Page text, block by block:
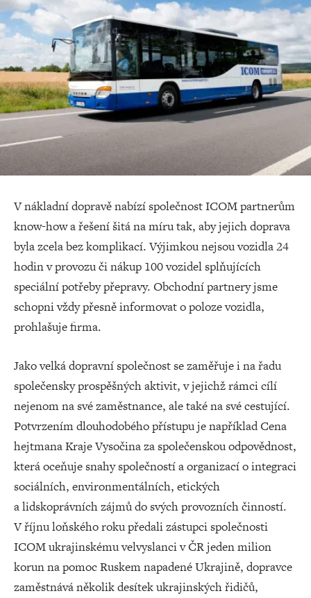
V nákladní dopravě nabízí společnost ICOM partnerům
know-how a řešení šitá na míru tak, aby jejich doprava
byla zcela bez komplikací. Výjimkou nejsou vozidla 24
hodin v provozu či nákup 100 vozidel splňujících
speciální potřeby přepravy. Obchodní partnery jsme
schopni vždy přesně informovat o poloze vozidla,
prohlašuje firma.
Jako velká dopravní společnost se zaměřuje i na řadu
společensky prospěšných aktivit, v jejichž rámci cílí
nejenom na své zaměstnance, ale také na své cestující.
Potvrzením dlouhodobého přístupu je například Cena
hejtmana Kraje Vysočina za společenskou odpovědnost,
která oceňuje snahy společností a organizací o integraci
sociálních, environmentálních, etických
a lidskoprávních zájmů do svých provozních činností.
V říjnu loňského roku předali zástupci společnosti
ICOM ukrajinskému velvyslanci v ČR jeden milion
korun na pomoc Ruskem napadené Ukrajině, dopravce
zaměstnává několik desítek ukrajinských řidičů,